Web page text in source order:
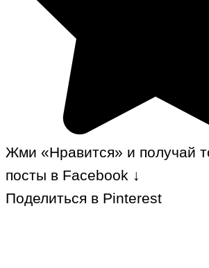
Жми «Нравится» и получай
посты в Facebook ↓
Поделиться в Pinterest